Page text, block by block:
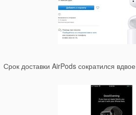
Срок доставки AirPods сократился вдвое